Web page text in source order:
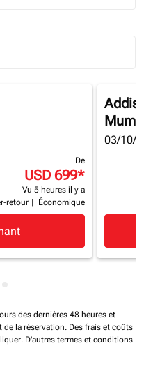
De
USD 699*
Vu 5 heures il y a
retour
Économique
03/10/
de cmp-pagination-
des dernières 48 heures et
de la réservation. Des frais et coûts
D'autres termes et conditions